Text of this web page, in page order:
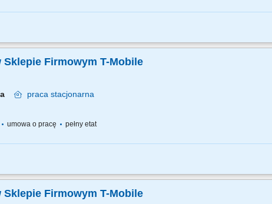
obsługa klienta i obowiązki salonowe, 50% kontakt telefoniczny z klientami;
Firmowym T-Mobile
praca stacjonarna
umowa o pracę pełny etat
obsługa klienta i obowiązki salonowe, 30% kontakt telefoniczny z klientami;
Firmowym T-Mobile